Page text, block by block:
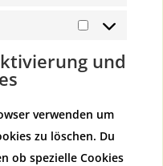
Marketing
und
verwenden um
zu löschen. Du
ob spezielle Cookies